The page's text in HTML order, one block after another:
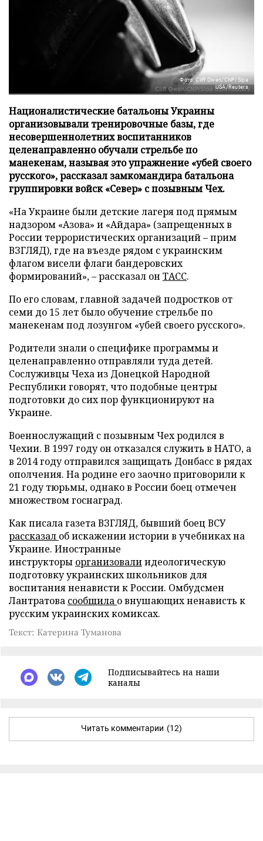
Фото: Cliff Owen/CNP/Sipa
USA/Reuters
Националистические батальоны Украины
организовывали тренировочные базы, где
несовершеннолетних воспитанников
целенаправленно обучали стрельбе по
манекенам, называя это упражнение «убей своего
русского», рассказал замкомандира батальона
группировки войск «Север» с позывным Чех.
«На Украине были детские лагеря под прямым
надзором «Азова» и «Айдара» (запрещенных в
России террористических организаций – прим
ВЗГЛЯД), где на въезде рядом с украинским
флагом висели флаги бандеровских
формирований», – рассказал он ТАСС.
По его словам, главной задачей подростков от
семи до 15 лет было обучение стрельбе по
манекенам под лозунгом «убей своего русского».
Родители знали о специфике программы и
целенаправленно отправляли туда детей.
Сослуживцы Чеха из Донецкой Народной
Республики говорят, что подобные центры
подготовки до сих пор функционируют на
Украине.
Военнослужащий с позывным Чех родился в
Чехии. В 1997 году он отказался служить в НАТО, а
в 2014 году отправился защищать Донбасс в рядах
ополчения. На родине его заочно приговорили к
21 году тюрьмы, однако в России боец отмечен
множеством госнаград.
Как писала газета ВЗГЛЯД, бывший боец ВСУ
рассказал об искажении истории в учебниках на
Украине. Иностранные
инструкторы организовалиидеологическую
подготовку украинских школьников для
воспитания ненависти к России. Омбудсмен
Лантратова сообщила о внушающих ненависть к
русским украинских комиксах.
Текст: Катерина Туманова
Подписывайтесь на наши
каналы
Читать комментарии (12)